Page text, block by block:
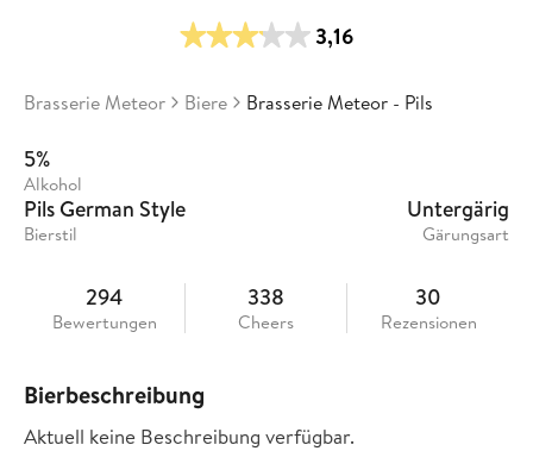
3,16
Brasserie Meteor Biere Brasserie Meteor - Pils
5%
Alkohol
Pils German Style
Bierstil
Untergärig
Gärungsart
294
Bewertungen
338
Cheers
30
Rezensionen
Bierbeschreibung
Aktuell keine Beschreibung verfügbar.